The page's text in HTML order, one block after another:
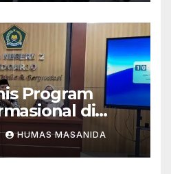
Program
di
HUMAS MASANIDA